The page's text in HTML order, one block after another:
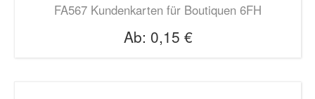
FA567 Kundenkarten für Boutiquen 6FH
Ab: 0,15 €